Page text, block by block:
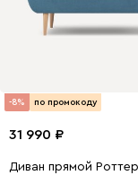
-8% по промокоду
31 990
Диван прямой